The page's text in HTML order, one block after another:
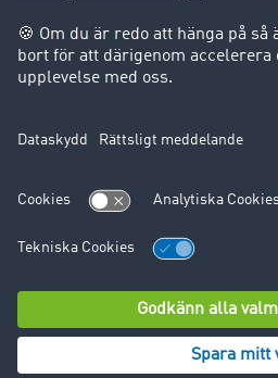
Juridiskt
Företagsinformation
Användarvillkor
© TIMOCOM GmbH 2024.